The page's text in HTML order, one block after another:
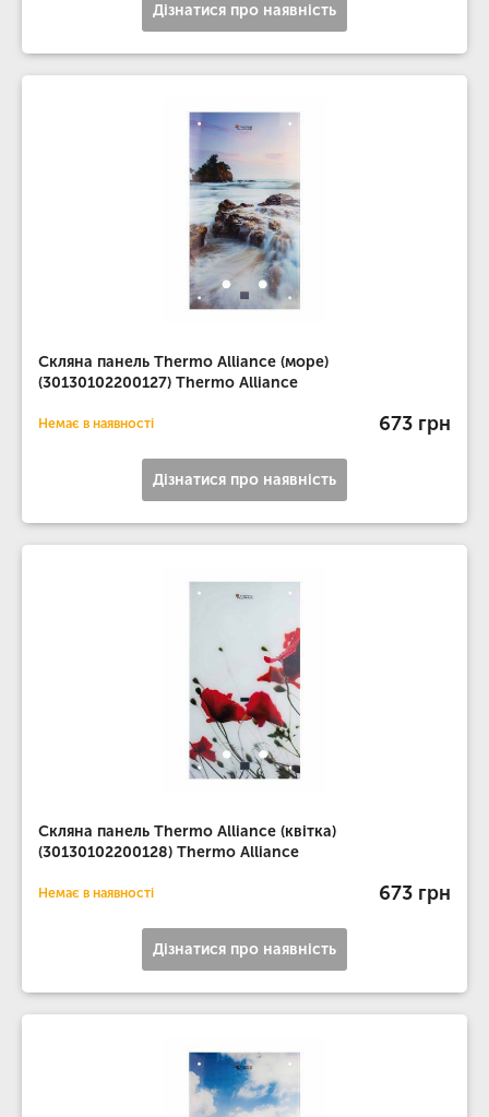
Дізнатися про наявність
Скляна панель Thermo Alliance (море)
(30130102200127) Thermo Alliance
Немає в наявності 673 грн
Дізнатися про наявність
Скляна панель Thermo Alliance (квітка)
(30130102200128) Thermo Alliance
Немає в наявності 673 грн
Дізнатися про наявність